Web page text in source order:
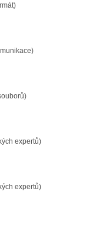
expertů)
expertů)